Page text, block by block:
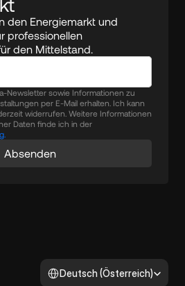
den Energiemarkt und
professionellen
den Mittelstand.
Newsletter sowie Informationen zu
per E-Mail erhalten. Ich kann
widerrufen. Weitere Informationen
Daten finde ich in der
Absenden
Select Language
Deutsch (Österreich)